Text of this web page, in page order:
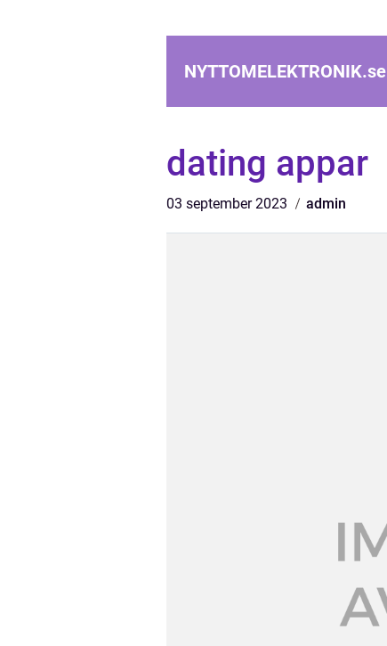
NYTTOMELEKTRONIK.se
dating appar
03 september 2023 admin